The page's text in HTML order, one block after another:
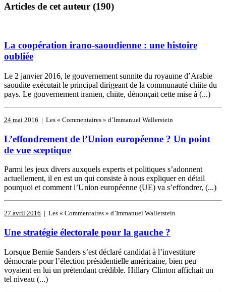
Articles de cet auteur (190)
La coopération irano-saoudienne : une histoire
oubliée
Le 2 janvier 2016, le gouvernement sunnite du royaume d’Arabie
saoudite exécutait le principal dirigeant de la communauté chiite du
pays. Le gouvernement iranien, chiite, dénonçait cette mise à (...)
24 mai 2016 | Les « Commentaires » d’Immanuel Wallerstein
L’effondrement de l’Union européenne ? Un point
de vue sceptique
Parmi les jeux divers auxquels experts et politiques s’adonnent
actuellement, il en est un qui consiste à nous expliquer en détail
pourquoi et comment l’Union européenne (UE) va s’effondrer, (...)
27 avril 2016 | Les « Commentaires » d’Immanuel Wallerstein
Une stratégie électorale pour la gauche ?
Lorsque Bernie Sanders s’est déclaré candidat à l’investiture
démocrate pour l’élection présidentielle américaine, bien peu
voyaient en lui un prétendant crédible. Hillary Clinton affichait un
tel niveau (...)